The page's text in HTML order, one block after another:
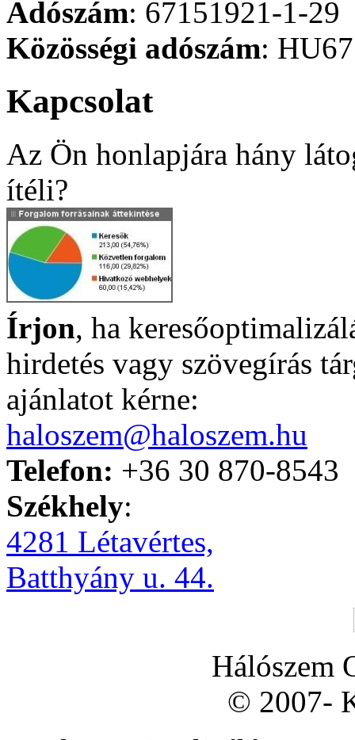
Adószám: 67151921-1-29
Közösségi adószám:
Kapcsolat
Az Ön honlapjára hány
ítéli?
Írjon, ha
hirdetés vagy szövegírás
ajánlatot kérne:
haloszem@haloszem.hu
Telefon: +36 30 870-8543
Székhely:
4281 Létavértes,
Batthyány u. 44.
Hálószem
© 2007-